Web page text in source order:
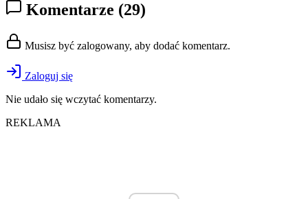
Komentarze (29)
Musisz być zalogowany, aby dodać komentarz.
Zaloguj się
Nie udało się wczytać komentarzy.
REKLAMA